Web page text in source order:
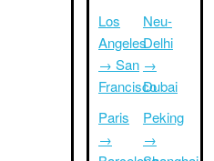
Los
Angeles
→ San
Francisco
Paris
→
Neu-
Delhi
→
Dubai
Peking
→